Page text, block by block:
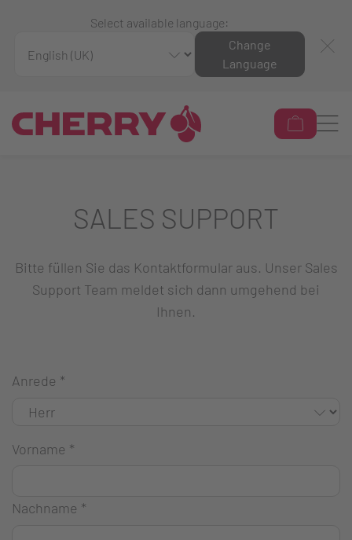
Select available language:
Change
Language
SALES SUPPORT
Bitte füllen Sie das Kontaktformular aus. Unser Sales
Support Team meldet sich dann umgehend bei
Ihnen.
Anrede *
Vorname *
Nachname *